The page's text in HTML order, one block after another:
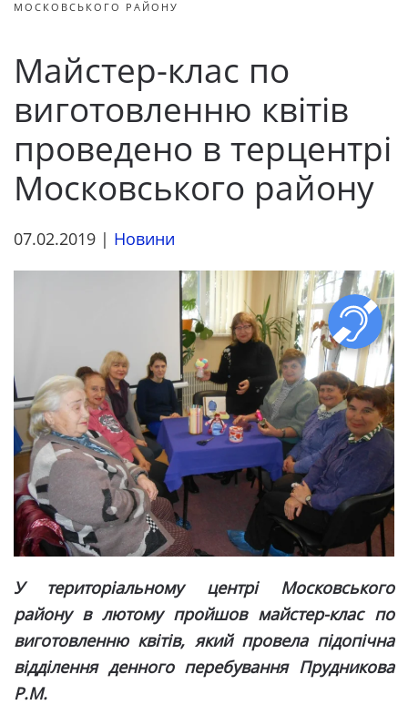
МОСКОВСЬКОГО РАЙОНУ
Майстер-клас по
виготовленню квітів
проведено в терцентрі
Московського району
07.02.2019 | Новини
У територіальному центрі Московського
району в лютому пройшов майстер-клас по
виготовленню квітів, який провела підопічна
відділення денного перебування Прудникова
Р.М.